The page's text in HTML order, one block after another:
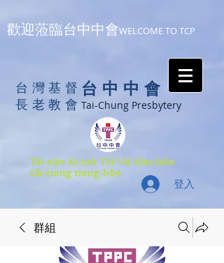
歡迎蒞臨台中中會WELCOME TO TCP
台灣基督
長老教會
台中中會
Tai-Chung Presbytery
Tâi-oân Ki-tok Tiúⁿ-ló Kàu-hōe
tâi-tiong tiong-hōe
登入
群組